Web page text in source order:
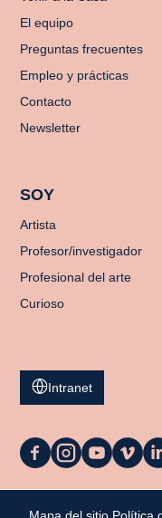
El equipo
Preguntas frecuentes
Empleo y prácticas
Contacto
Newsletter
SOY
Artista
Profesor/investigador
Profesional del arte
Curioso
Intranet
La
en
Facebook
La
en
Instagram
La
en
YouTube
La
en
Vimeo
La
en